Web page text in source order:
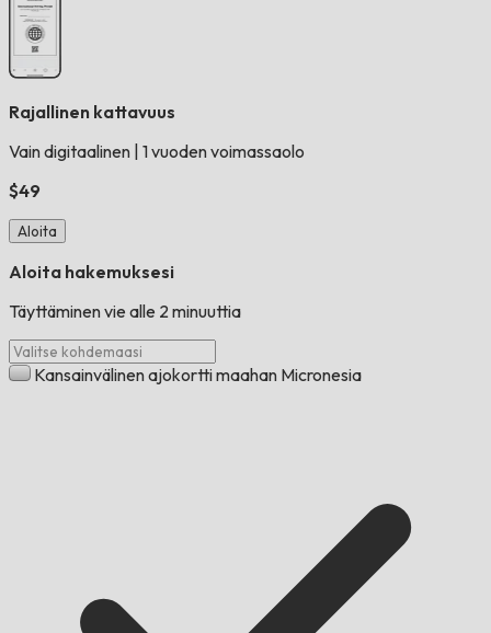
Rajallinen kattavuus
Vain digitaalinen 1 vuoden voimassaolo
$49
Aloita
Aloita hakemuksesi
Täyttäminen vie alle 2 minuuttia
Kansainvälinen ajokortti maahan Micronesia